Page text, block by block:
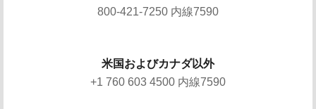
800-421-7250 内線7590
米国およびカナダ以外
+1 760 603 4500 内線7590